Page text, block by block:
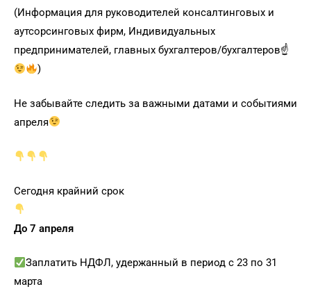
(Информация для руководителей консалтинговых и
аутсорсинговых фирм, Индивидуальных
предпринимателей, главных бухгалтеров/бухгалтеров☝
)
Не забывайте следить за важными датами и событиями
апреля
Сегодня крайний срок
До 7 апреля
Заплатить НДФЛ, удержанный в период с 23 по 31
марта